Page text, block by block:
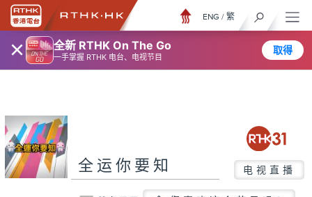
× 全新 RTHK On The Go
一手掌握 RTHK 电台、电视节目
取得
ENG / 繁
全运你要知 电视直播